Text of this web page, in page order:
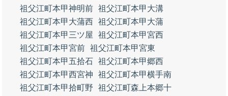
祖父江町本甲神明前 祖父江町本甲大溝
祖父江町本甲大蒲西 祖父江町本甲大蒲
祖父江町本甲三ツ屋
祖父江町本甲宮西
祖父江町本甲宮前 祖父江町本甲宮東
祖父江町本甲五拾石 祖父江町本甲郷西
祖父江町本甲西宮神
祖父江町本甲横手南
祖父江町本甲拾町野
祖父江町森上本郷十